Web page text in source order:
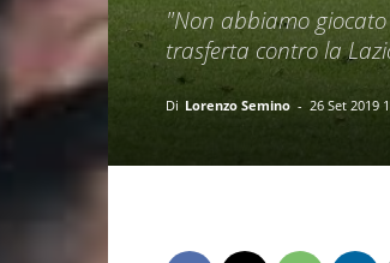
"Non abbiamo
trasferta contro la
Di Lorenzo Semino - 26 Set 2019